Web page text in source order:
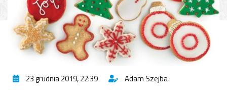
23 grudnia 2019, 22:39 Adam Szejba